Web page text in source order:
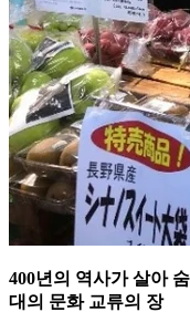
400년의 역사가 살아
대의 문화 교류의 장